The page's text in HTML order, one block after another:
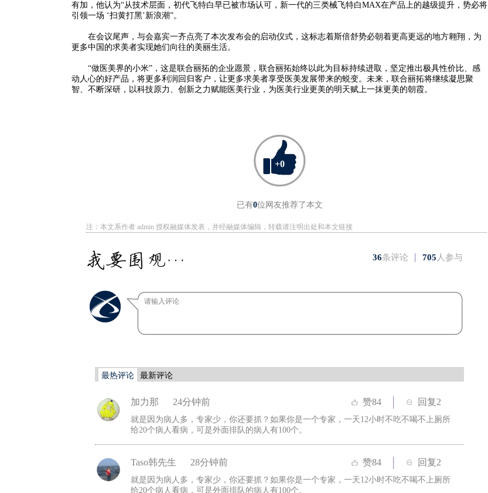
有加，他认为“从技术层面，初代飞特白早已被市场认可，新一代的三类械飞特白MAX在产品上的越级提升，势必将
引领一场 ‘扫黄打黑’新浪潮”。
在会议尾声，与会嘉宾一齐点亮了本次发布会的启动仪式，这标志着斯倍舒势必朝着更高更远的地方翱翔，为
更多中国的求美者实现她们向往的美丽生活。
“做医美界的小米”，这是联合丽拓的企业愿景，联合丽拓始终以此为目标持续进取，坚定推出极具性价比、感
动人心的好产品，将更多利润回归客户，让更多求美者享受医美发展带来的蜕变。未来，联合丽拓将继续凝思聚
智、不断深研，以科技原力、创新之力赋能医美行业，为医美行业更美的明天赋上一抹更美的朝霞。
+0
已有0位网友推荐了本文
注：本文系作者 admin 授权融媒体发表，并经融媒体编辑，转载请注明出处和本文链接
我要围观… 705 人参与
36条评论
最热评论 最新评论
加力那 24分钟前 回复2
赞84
就是因为病人多，专家少，你还要抓？如果你是一个专家，一天12小时不吃不喝不上厕所
给20个病人看病，可是外面排队的病人有100个。
Taso韩先生 28分钟前 回复2
赞84
就是因为病人多，专家少，你还要抓？如果你是一个专家，一天12小时不吃不喝不上厕所
给20个病人看病，可是外面排队的病人有100个。